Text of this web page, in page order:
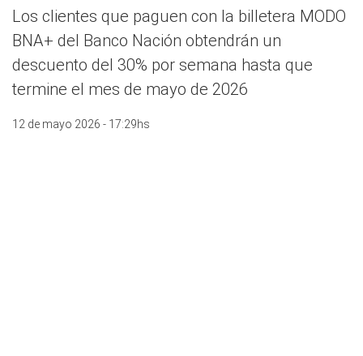
Los clientes que paguen con la billetera MODO
BNA+ del Banco Nación obtendrán un
descuento del 30% por semana hasta que
termine el mes de mayo de 2026
12 de mayo 2026 - 17:29hs